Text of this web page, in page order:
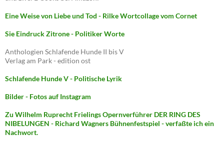
Eine Weise von Liebe und Tod - Rilke Wortcollage vom Cornet
Sie Eindruck Zitrone - Politiker Worte
Anthologien Schlafende Hunde II bis V
Verlag am Park - edition ost
Schlafende Hunde V - Politische Lyrik
Bilder - Fotos auf Instagram
Zu Wilhelm Ruprecht Frielings Opernverführer DER RING DES
NIBELUNGEN - Richard Wagners Bühnenfestspiel - verfaßte ich ein
Nachwort.